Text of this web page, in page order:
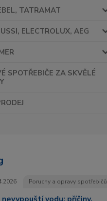
TATRAMAT
ELECTROLUX, AEG
SPOTŘEBIČE ZA SKVĚLÉ
Poruchy a opravy spotřebičů